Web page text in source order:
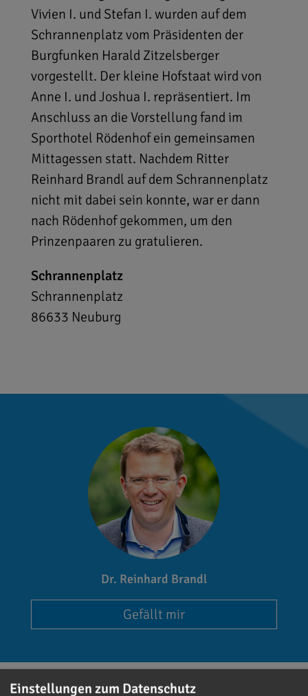
Vivien I. und Stefan I. wurden auf dem
Schrannenplatz vom Präsidenten der
Burgfunken Harald Zitzelsberger
vorgestellt. Der kleine Hofstaat wird von
Anne I. und Joshua I. repräsentiert. Im
Anschluss an die Vorstellung fand im
Sporthotel Rödenhof ein gemeinsamen
Mittagessen statt. Nachdem Ritter
Reinhard Brandl auf dem Schrannenplatz
nicht mit dabei sein konnte, war er dann
nach Rödenhof gekommen, um den
Prinzenpaaren zu gratulieren.
Schrannenplatz
Schrannenplatz
86633 Neuburg
Dr. Reinhard Brandl
Gefällt mir
Einstellungen zum Datenschutz